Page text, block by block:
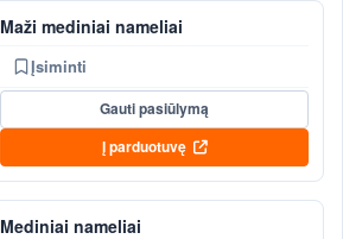
Maži mediniai nameliai
Įsiminti
Gauti pasiūlymą
Į parduotuvę
Mediniai nameliai